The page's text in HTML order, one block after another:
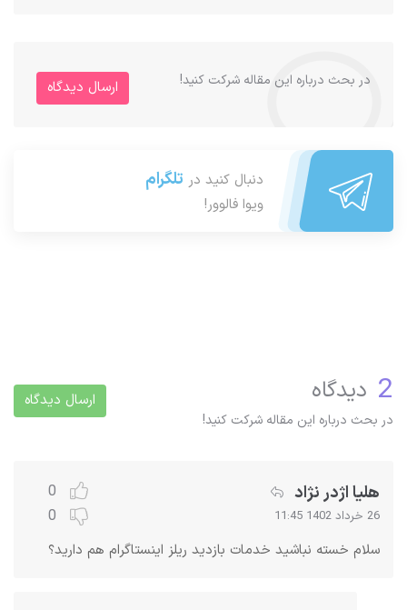
در بحث درباره این مقاله شرکت کنید! ارسال دیدگاه
دنبال کنید در تلگرام
ویوا فالوور!
2 دیدگاه
در بحث درباره این مقاله شرکت کنید!
ارسال دیدگاه
0
0
هلیا اژدر نژاد
26 خرداد 1402 11:45
سلام خسته نباشید خدمات بازدید ریلز اینستاگرام هم دارید؟